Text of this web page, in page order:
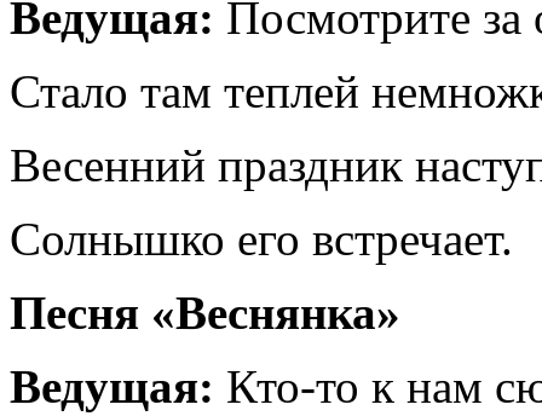
Ведущая: Посмотрите за
Стало там теплей
Весенний праздник
Солнышко его встречает.
Песня «Веснянка»
Ведущая: Кто-то к нам